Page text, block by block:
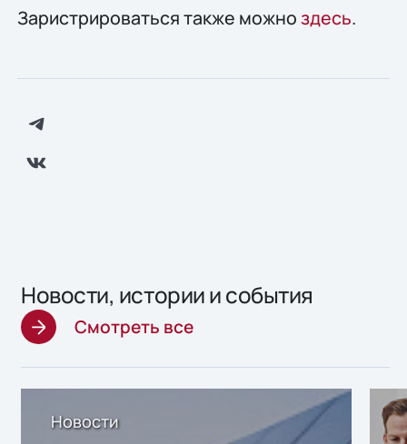
Заристрироваться также можноздесь.
Новости, истории и события
Смотреть все
Новости